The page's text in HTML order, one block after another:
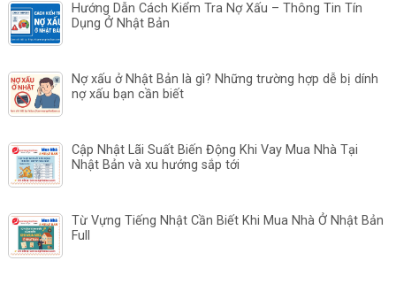
Hướng Dẫn Cách Kiểm Tra Nợ Xấu – Thông Tin Tín
Dụng Ở Nhật Bản
Nợ xấu ở Nhật Bản là gì? Những trường hợp dễ bị dính
nợ xấu bạn cần biết
Cập Nhật Lãi Suất Biến Động Khi Vay Mua Nhà Tại
Nhật Bản và xu hướng sắp tới
Từ Vựng Tiếng Nhật Cần Biết Khi Mua Nhà Ở Nhật Bản
Full